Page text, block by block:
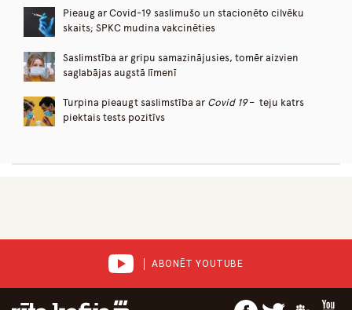
Pieaug ar Covid-19 saslimušo un stacionēto cilvēku
skaits; SPKC mudina vakcinēties
Saslimstība ar gripu samazinājusies, tomēr aizvien
saglabājas augstā līmenī
Turpina pieaugt saslimstība ar Covid 19– teju katrs
piektais tests pozitīvs
ABONĒT YOUTUBE